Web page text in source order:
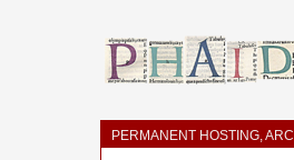
PERMANENT HOSTING,